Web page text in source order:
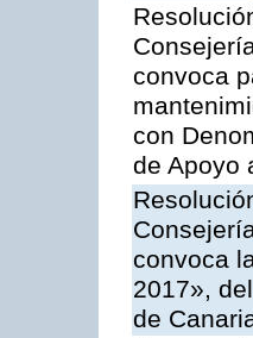
convoca
con
de Apoyo
convoca
2017»,
de